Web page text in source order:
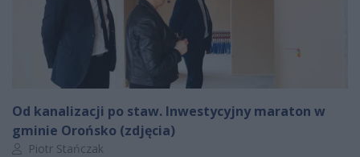
Od kanalizacji po staw. Inwestycyjny maraton w
gminie Orońsko (zdjęcia)
Autor artykułu:
Piotr Stańczak